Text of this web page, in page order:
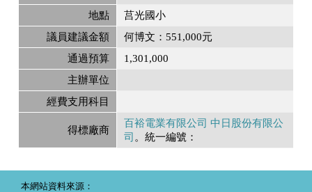
地點
莒光國小
議員建議金額
何博文：551,000元
通過預算
1,301,000
主辦單位
經費支用科目
得標廠商
百裕電業有限公司 中日股份有限公
司 。統一編號：
本網站資料來源：